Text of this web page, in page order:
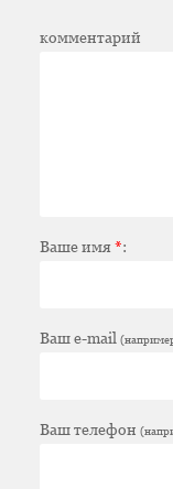
комментарий
Ваше имя*:
Ваш e-mail
Ваш телефон